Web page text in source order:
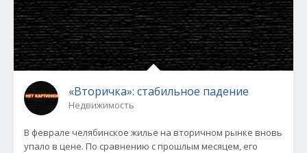
«Вторичка»: стабильное падение
Недвижимость
В феврале челябинское жилье на вторичном рынке вновь
упало в цене. По сравнению с прошлым месяцем, его